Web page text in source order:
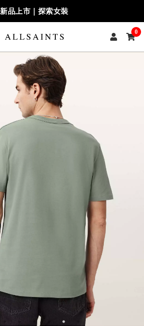
新品上市｜探索女裝
0